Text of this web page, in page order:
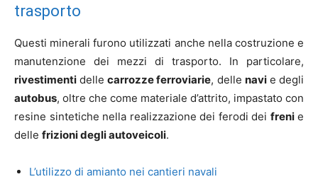
trasporto
Questi minerali furono utilizzati anche nella costruzione e
manutenzione dei mezzi di trasporto. In particolare,
rivestimenti dellecarrozze ferroviarie, delle navie degli
autobus, oltre che come materiale d’attrito, impastato con
resine sintetiche nella realizzazione dei ferodi dei frenie
delle frizioni degli autoveicoli.
L’utilizzo di amianto nei cantieri navali